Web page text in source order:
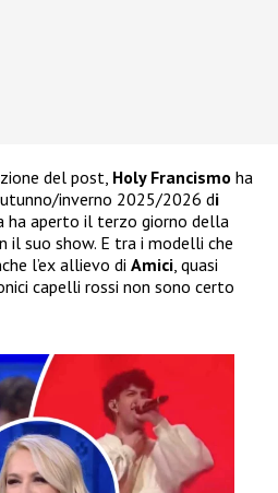
del post, Holy Francismo ha
inverno 2025/2026 di
ha aperto il terzo giorno della
il suo show. E tra i modelli che
l’ex allievo di Amici, quasi
capelli rossi non sono certo